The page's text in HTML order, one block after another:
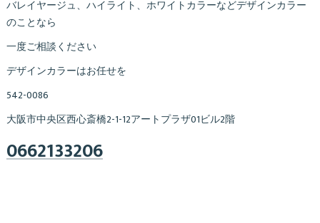
バレイヤージュ、ハイライト、ホワイトカラーなどデザインカラー
のことなら
一度ご相談ください
デザインカラーはお任せを
542-0086
大阪市中央区西心斎橋2-1-12アートプラザ01ビル2階
0662133206